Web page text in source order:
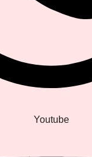
Youtube